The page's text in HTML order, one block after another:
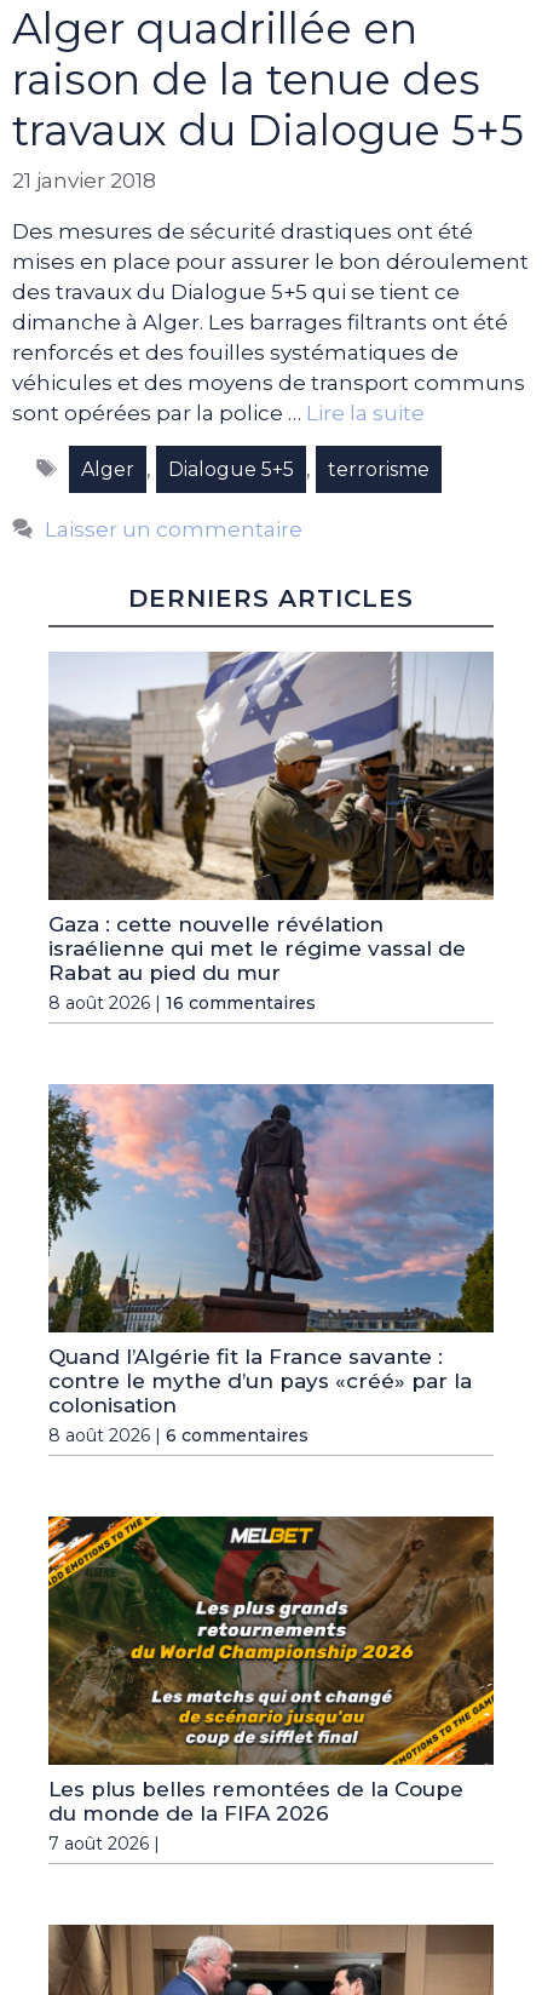
Alger quadrillée en
raison de la tenue des
travaux du Dialogue 5+5
21 janvier 2018
Des mesures de sécurité drastiques ont été
mises en place pour assurer le bon déroulement
des travaux du Dialogue 5+5 qui se tient ce
dimanche à Alger. Les barrages filtrants ont été
renforcés et des fouilles systématiques de
véhicules et des moyens de transport communs
sont opérées par la police … Lire la suite
Étiquettes
Alger , Dialogue 5+5 , terrorisme
Laisser un commentaire
DERNIERS ARTICLES
Gaza : cette nouvelle révélation
israélienne qui met le régime vassal de
Rabat au pied du mur
8 août 2026 | 16 commentaires
Quand l’Algérie fit la France savante :
contre le mythe d’un pays «créé» par la
colonisation
8 août 2026 | 6 commentaires
Les plus belles remontées de la Coupe
du monde de la FIFA 2026
7 août 2026 |